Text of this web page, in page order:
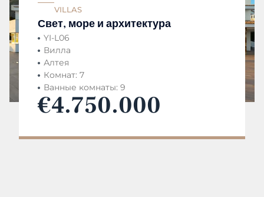
VILLAS
Свет, море и архитектура
YI-L06
Вилла
Алтея
Комнат: 7
Ванные комнаты: 9
€4.750.000